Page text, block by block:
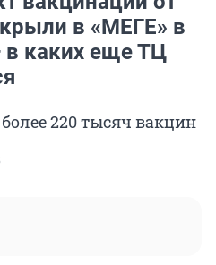
в «МЕГЕ» в
каких еще ТЦ
220 тысяч вакцин